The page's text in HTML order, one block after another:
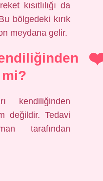
kısıtlılığı da
bölgedeki kırık
meydana gelir.
kendiliğinden
değildir. Tedavi
tarafından